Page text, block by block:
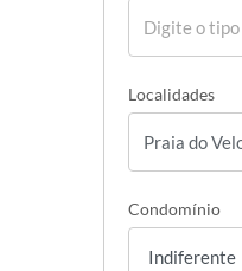
Localidades
Condomínio